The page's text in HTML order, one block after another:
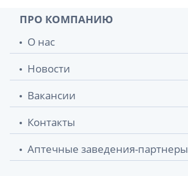
ПРО КОМПАНИЮ
О нас
Новости
Вакансии
Контакты
Аптечные заведения-партнеры